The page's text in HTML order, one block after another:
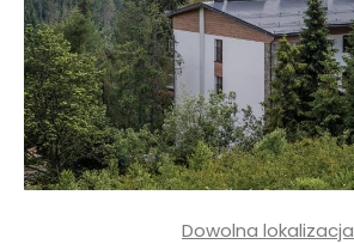
Dowolna lokalizacja